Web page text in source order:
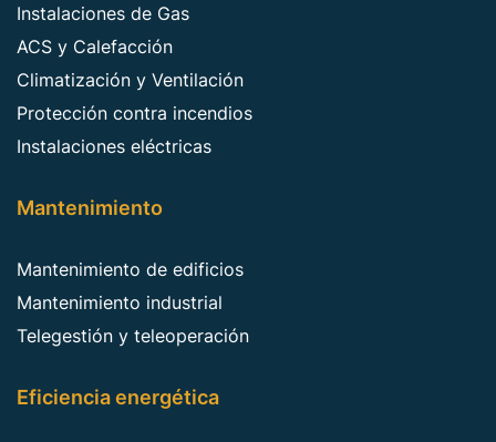
Instalaciones de Gas
ACS y Calefacción
Climatización y Ventilación
Protección contra incendios
Instalaciones eléctricas
Mantenimiento
Mantenimiento de edificios
Mantenimiento industrial
Telegestión y teleoperación
Eficiencia energética